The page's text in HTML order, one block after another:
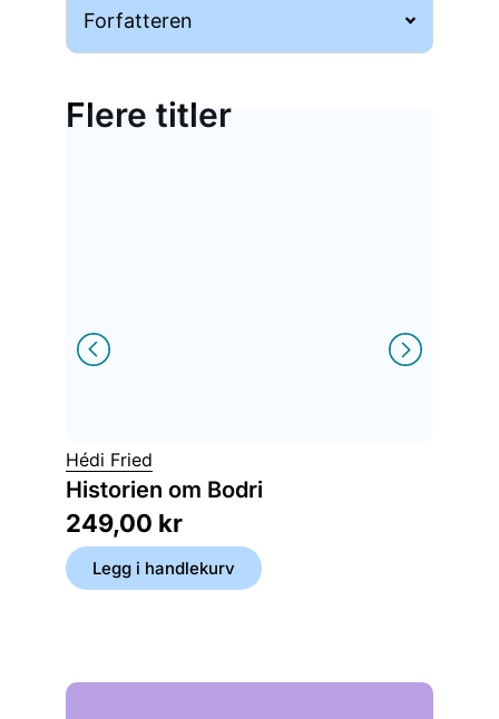
Forfatteren
Flere titler
Hédi Fried
Historien om Bodri
249,00 kr
Legg i handlekurv